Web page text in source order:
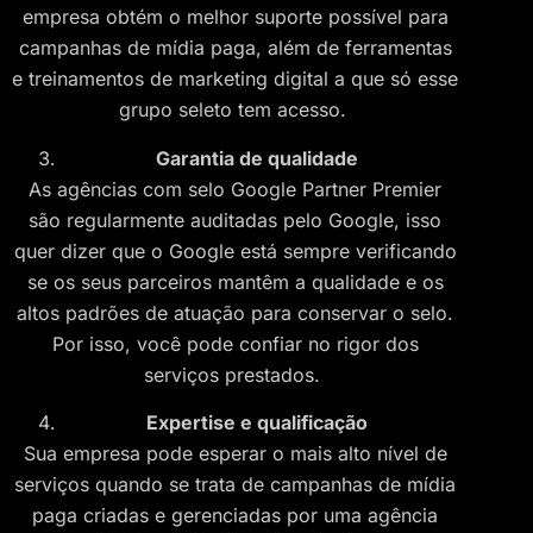
empresa obtém o melhor suporte possível para
campanhas de mídia paga, além de ferramentas
e treinamentos de marketing digital a que só esse
grupo seleto tem acesso.
Garantia de qualidade
As agências com selo Google Partner Premier
são regularmente auditadas pelo Google, isso
quer dizer que o Google está sempre verificando
se os seus parceiros mantêm a qualidade e os
altos padrões de atuação para conservar o selo.
Por isso, você pode confiar no rigor dos
serviços prestados.
Expertise e qualificação
Sua empresa pode esperar o mais alto nível de
serviços quando se trata de campanhas de mídia
paga criadas e gerenciadas por uma agência